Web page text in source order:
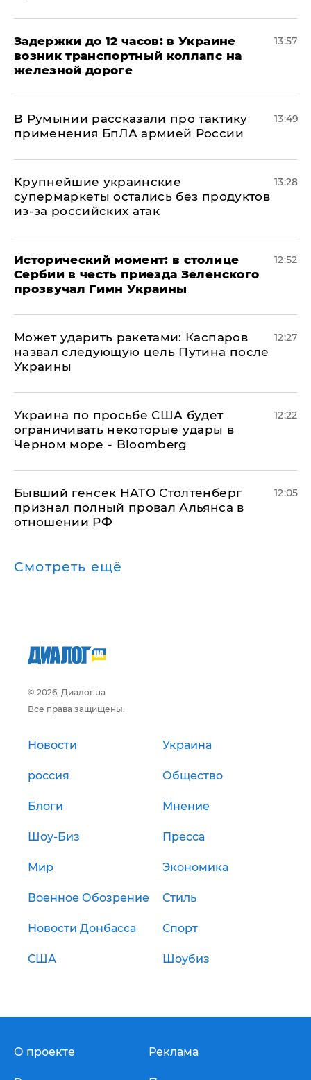
Задержки до 12 часов: в Украине
возник транспортный коллапс на
железной дороге
13:57
В Румынии рассказали про тактику
применения БпЛА армией России
13:49
Крупнейшие украинские
супермаркеты остались без продуктов
из-за российских атак
13:28
Исторический момент: в столице
Сербии в честь приезда Зеленского
прозвучал Гимн Украины
12:52
Может ударить ракетами: Каспаров
назвал следующую цель Путина после
Украины
12:27
Украина по просьбе США будет
ограничивать некоторые удары в
Черном море - Bloomberg
12:22
Бывший генсек НАТО Столтенберг
признал полный провал Альянса в
отношении РФ
12:05
Смотреть ещё
© 2026, Диалог.ua
Все права защищены.
Новости Украина
россия Общество
Блоги Мнение
Шоу-Биз Пресса
Мир Экономика
Военное Обозрение Стиль
Новости Донбасса Спорт
США Шоубиз
О проекте Реклама